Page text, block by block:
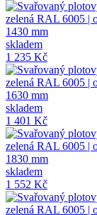
1430 mm
skladem
1 235 Kč
1630 mm
skladem
1 401 Kč
1830 mm
skladem
1 552 Kč